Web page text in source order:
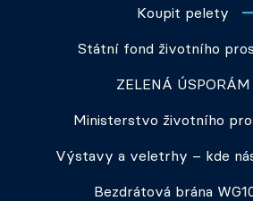
Koupit pelety
Státní fond životního
ZELENÁ ÚSPORÁM
Ministerstvo životního
Výstavy a veletrhy – kde
Bezdrátová brána